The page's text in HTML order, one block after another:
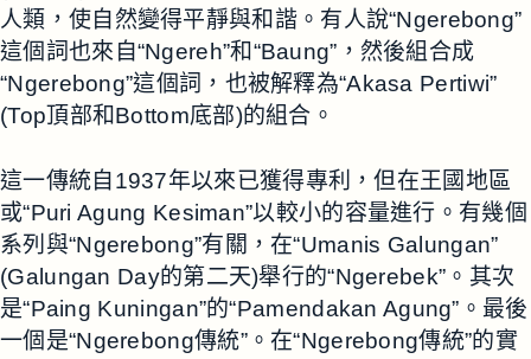
人類，使自然變得平靜與和諧。有人說“Ngerebong”
這個詞也來自“Ngereh”和“Baung”，然後組合成
“Ngerebong”這個詞，也被解釋為“Akasa Pertiwi”
(Top頂部和Bottom底部)的組合。
這一傳統自1937年以來已獲得專利，但在王國地區
或“Puri Agung Kesiman”以較小的容量進行。有幾個
系列與“Ngerebong”有關，在“Umanis Galungan”
(Galungan Day的第二天)舉行的“Ngerebek”。其次
是“Paing Kuningan”的“Pamendakan Agung”。最後
一個是“Ngerebong傳統”。在“Ngerebong傳統”的實